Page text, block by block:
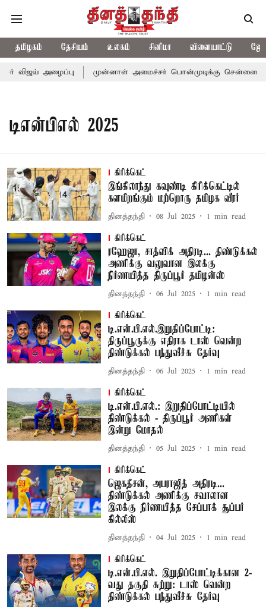
தமிழகம் தேசியம் உலகம் சினிமா விளையாட்டு
விஜய் அழைப்பு முன்னாள் அமைச்சர் பொன்முடிக்கு சென்னை
டிஎன்பிஎல் 2025
கிரிக்கெட்
இங்கிலாந்து கவுண்டி கிரிக்கெட்டில்
களமிறங்கும் மற்றொரு தமிழக வீரர்
தினத்தந்தி 08 Jul 2025 1 min read
கிரிக்கெட்
ரஹேஜா, சாத்விக் அதிரடி... திண்டுக்கல்
அணிக்கு வலுவான இலக்கு
நிர்ணயித்த திருப்பூர் தமிழன்ஸ்
தினத்தந்தி 06 Jul 2025 1 min read
கிரிக்கெட்
டி.என்.பி.எல்.இறுதிப்போட்டி:
திருப்பூருக்கு எதிராக டாஸ் வென்ற
திண்டுக்கல் பந்துவீச்சு தேர்வு
தினத்தந்தி 06 Jul 2025 1 min read
கிரிக்கெட்
டி.என்.பி.எல்.: இறுதிப்போட்டியில்
திண்டுக்கல் - திருப்பூர் அணிகள்
இன்று மோதல்
தினத்தந்தி 05 Jul 2025 1 min read
கிரிக்கெட்
ஜெகதீசன், அபராஜித் அதிரடி...
திண்டுக்கல் அணிக்கு சவாலான
இலக்கு நிர்ணயித்த சேப்பாக் சூப்பர்
கில்லீஸ்
தினத்தந்தி 04 Jul 2025 1 min read
கிரிக்கெட்
டி.என்.பி.எல். இறுதிப்போட்டிக்கான 2-
வது தகுதி சுற்று: டாஸ் வென்ற
திண்டுக்கல் பந்துவீச்சு தேர்வு